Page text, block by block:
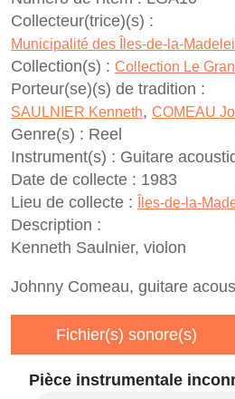
Collecteur(trice)(s) :
Municipalité des Îles-de-la-
Collection(s) : Collection Le
Porteur(se)(s) de tradition :
SAULNIER Kenneth, COMEAU
Genre(s) : Reel
Instrument(s) : Guitare
Date de collecte : 1983
Lieu de collecte :
Îles-de-la-
Description :
Kenneth Saulnier, violon
Johnny Comeau, guitare
Fichier(s) sonore(s)
Pièce instrumentale